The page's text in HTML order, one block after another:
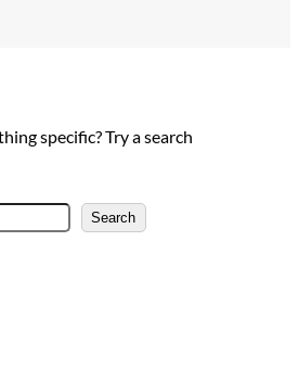
specific? Try a search
Search